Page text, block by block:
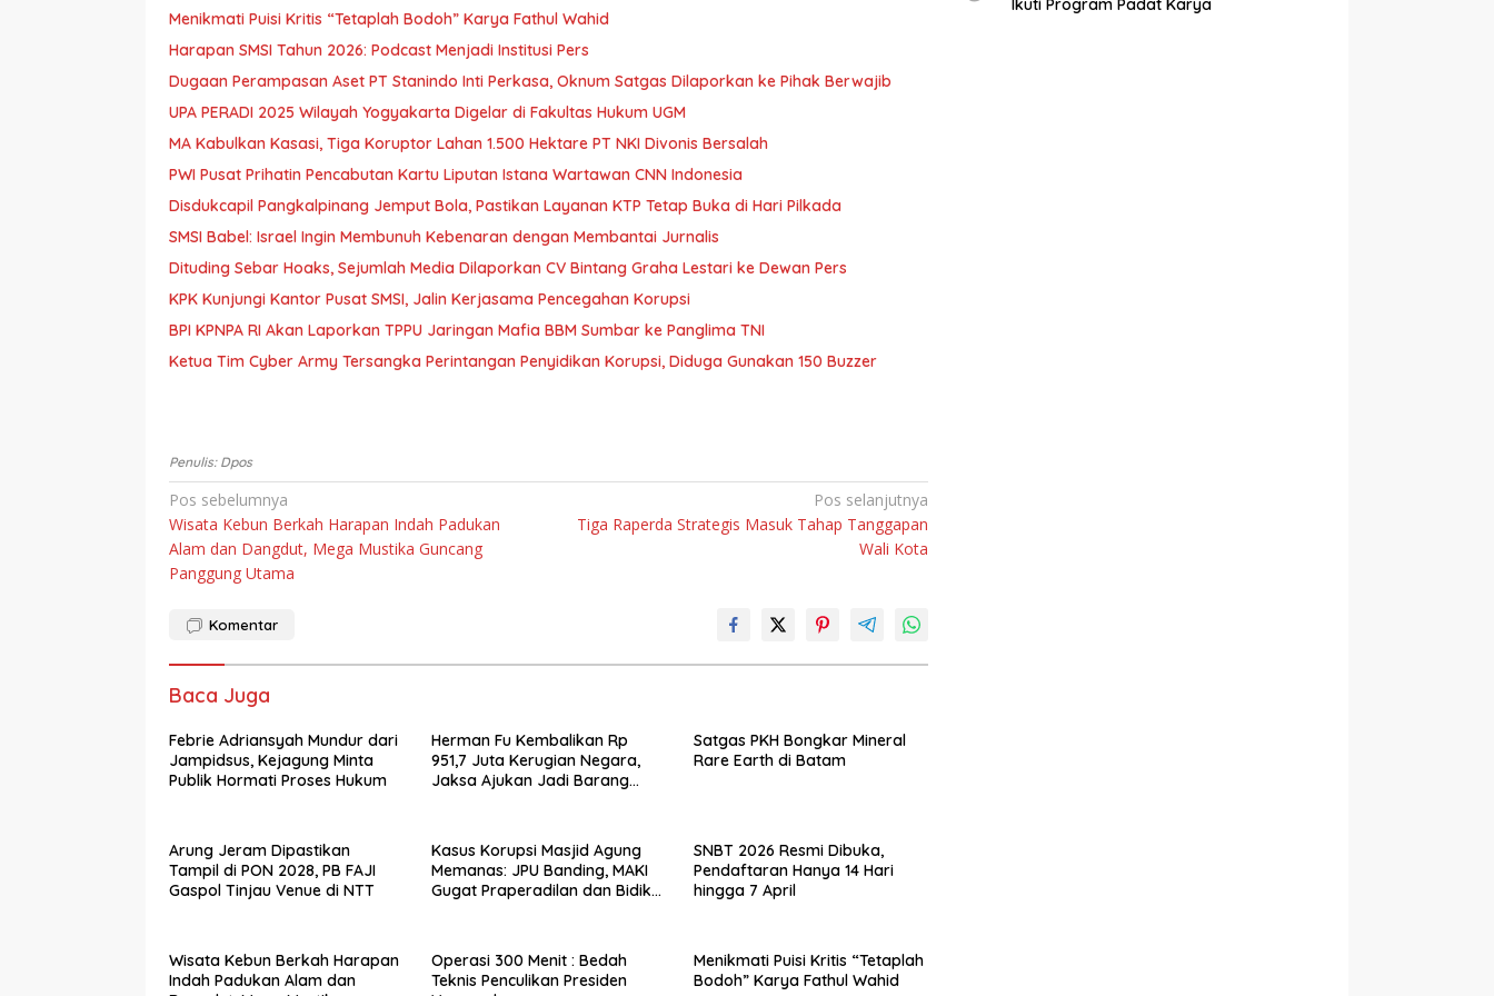
Menikmati Puisi Kritis “Tetaplah Bodoh” Karya Fathul Wahid
Dugaan Perampasan Aset PT Stanindo Inti Perkasa, Oknum Satgas Dilaporkan ke Pihak Berwajib
UPA PERADI 2025 Wilayah Yogyakarta Digelar di Fakultas Hukum UGM
MA Kabulkan Kasasi, Tiga Koruptor Lahan 1.500 Hektare PT NKI Divonis Bersalah
Disdukcapil Pangkalpinang Jemput Bola, Pastikan Layanan KTP Tetap Buka di Hari Pilkada
Ketua Tim Cyber Army Tersangka Perintangan Penyidikan Korupsi, Diduga Gunakan 150 Buzzer
Penulis: Dpos
Navigasi
pos
Pos sebelumnya
Wisata Kebun Berkah Harapan Indah Padukan
Alam dan Dangdut, Mega Mustika Guncang
Panggung Utama
Pos selanjutnya
Tiga Raperda Strategis Masuk Tahap Tanggapan
Wali Kota
Komentar
Baca Juga
Febrie Adriansyah Mundur dari
Jampidsus, Kejagung Minta
Publik Hormati Proses Hukum
Herman Fu Kembalikan Rp
951,7 Juta Kerugian Negara,
Jaksa Ajukan Jadi Barang
Satgas PKH Bongkar Mineral
Arung Jeram Dipastikan
Tampil di PON 2028, PB FAJI
Gaspol Tinjau Venue di NTT
Kasus Korupsi Masjid Agung
Memanas: JPU Banding, MAKI
Gugat Praperadilan dan Bidik
SNBT 2026 Resmi Dibuka,
Pendaftaran Hanya 14 Hari
hingga 7 April
Wisata Kebun Berkah Harapan
Indah Padukan Alam dan
Operasi 300 Menit : Bedah
Teknis Penculikan Presiden
Menikmati Puisi Kritis “Tetaplah
Bodoh” Karya Fathul Wahid
Ikuti Program Padat Karya